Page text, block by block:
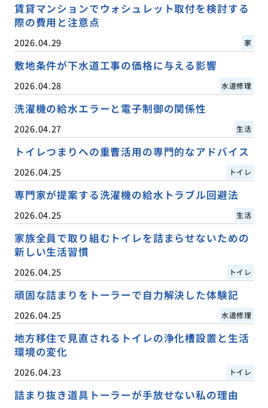
賃貸マンションでウォシュレット取付を検討する
際の費用と注意点
2026.04.29 家
敷地条件が下水道工事の価格に与える影響
2026.04.28 水道修理
洗濯機の給水エラーと電子制御の関係性
2026.04.27 生活
トイレつまりへの重曹活用の専門的なアドバイス
2026.04.25 トイレ
専門家が提案する洗濯機の給水トラブル回避法
2026.04.25 生活
家族全員で取り組むトイレを詰まらせないための
新しい生活習慣
2026.04.25 トイレ
頑固な詰まりをトーラーで自力解決した体験記
2026.04.25 水道修理
地方移住で見直されるトイレの浄化槽設置と生活
環境の変化
2026.04.23 トイレ
詰まり抜き道具トーラーが手放せない私の理由